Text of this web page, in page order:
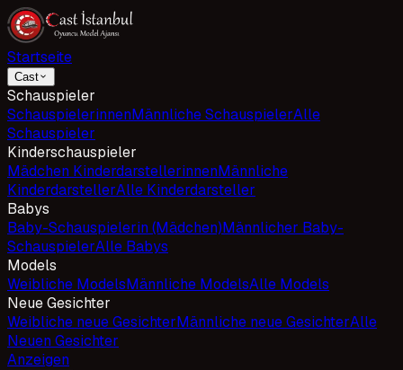
Startseite
Cast
Schauspieler
SchauspielerinnenMännliche SchauspielerAlle
Schauspieler
Kinderschauspieler
Mädchen KinderdarstellerinnenMännliche
KinderdarstellerAlle Kinderdarsteller
Babys
Baby-Schauspielerin (Mädchen)Männlicher Baby-
SchauspielerAlle Babys
Models
Weibliche ModelsMännliche ModelsAlle Models
Neue Gesichter
Weibliche neue GesichterMännliche neue GesichterAlle
Neuen Gesichter
Anzeigen